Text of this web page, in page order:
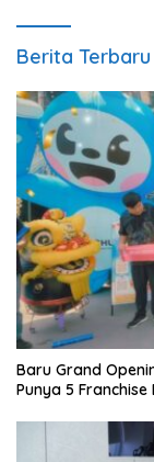
Berita Terbaru
‎Baru Grand
Punya 5 Franchise